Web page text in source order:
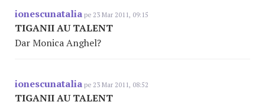
ionescunatalia pe 23 Mar 2011, 09:15
TIGANII AU TALENT
Dar Monica Anghel?
ionescunatalia pe 23 Mar 2011, 08:52
TIGANII AU TALENT